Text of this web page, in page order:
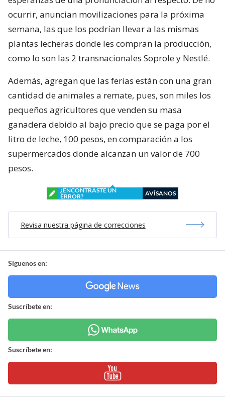
ocurrir, anuncian movilizaciones para la próxima
semana, las que los podrían llevar a las mismas
plantas lecheras donde les compran la producción,
como lo son las 2 transnacionales Soprole y Nestlé.
Además, agregan que las ferias están con una gran
cantidad de animales a remate, pues, son miles los
pequeños agricultores que venden su masa
ganadera debido al bajo precio que se paga por el
litro de leche, 100 pesos, en comparación a los
supermercados donde alcanzan un valor de 700
pesos.
¿ENCONTRASTE UN
ERROR?
AVÍSANOS
Revisa nuestra página de correcciones
Síguenos en:
Suscríbete en:
Suscríbete en: